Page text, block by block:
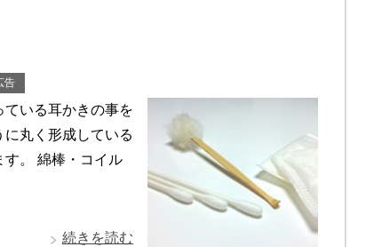
告
いる耳かきの事を
丸く形成している
。 綿棒・コイル
続きを読む